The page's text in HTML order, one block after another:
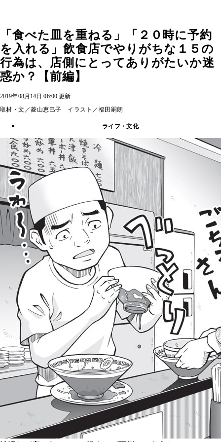
「食べた皿を重ねる」「２０時に予約
を入れる」飲食店でやりがちな１５の
行為は、店側にとってありがたいか迷
惑か？【前編】
2019年08月14日 06:00 更新
取材・文／菱山恵巳子 イラスト／福田嗣朗
ライフ・文化